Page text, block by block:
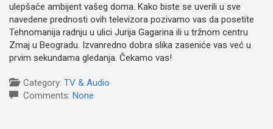
ulepšaće ambijent vašeg doma. Kako biste se uverili u sve
navedene prednosti ovih televizora pozivamo vas da posetite
Tehnomanija radnju u ulici Jurija Gagarina ili u tržnom centru
Zmaj u Beogradu. Izvanredno dobra slika zaseniće vas već u
prvim sekundama gledanja. Čekamo vas!
Category: TV & Audio
Comments: None